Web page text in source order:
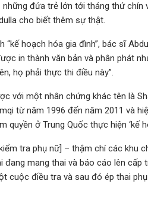
đứa trẻ lớn tới tháng thứ
cho biết thêm sự thật.
“kế hoạch hóa gia đình”, bác sĩ
in thành văn bản và phân phát
họ phải thực thi điều này”.
với một nhân chứng khác tên là
từ năm 1996 đến năm 2011 và
ở Trung Quốc thực hiện ‘kế
tra phụ nữ] – thậm chí các khu
đang mang thai và báo cáo lên cấp
cuộc điều tra và sau đó ép thai